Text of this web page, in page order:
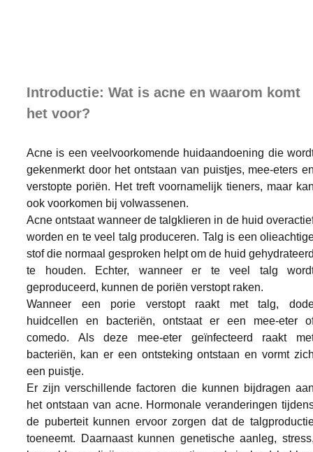
Introductie: Wat is acne en waarom komt
het voor?
Acne is een veelvoorkomende huidaandoening die
gekenmerkt door het ontstaan van puistjes, mee-eters
verstopte poriën. Het treft voornamelijk tieners, maar
ook voorkomen bij volwassenen.
Acne ontstaat wanneer de talgklieren in de huid
worden en te veel talg produceren. Talg is een
stof die normaal gesproken helpt om de huid
te houden. Echter, wanneer er te veel talg
geproduceerd, kunnen de poriën verstopt raken.
Wanneer een porie verstopt raakt met talg,
huidcellen en bacteriën, ontstaat er een mee-eter
comedo. Als deze mee-eter geïnfecteerd raakt
bacteriën, kan er een ontsteking ontstaan en vormt
een puistje.
Er zijn verschillende factoren die kunnen bijdragen
het ontstaan van acne. Hormonale veranderingen
de puberteit kunnen ervoor zorgen dat de
toeneemt. Daarnaast kunnen genetische aanleg,